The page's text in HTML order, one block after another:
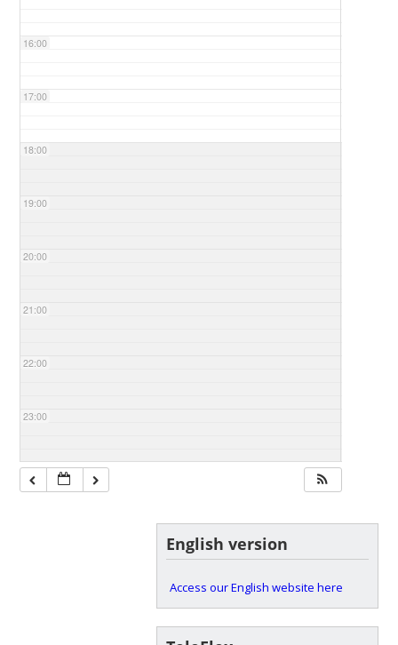
16:00
17:00
18:00
19:00
20:00
21:00
22:00
23:00
English version
Access our English website here